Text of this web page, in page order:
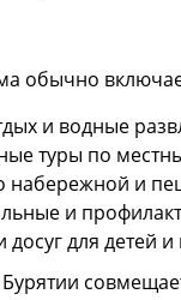
обычно
и водные
туры по
набережной и
и
для детей и